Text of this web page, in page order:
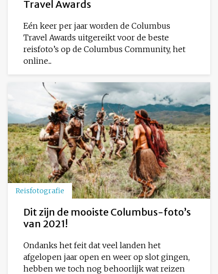
Travel Awards
Eén keer per jaar worden de Columbus
Travel Awards uitgereikt voor de beste
reisfoto’s op de Columbus Community, het
online...
Reisfotografie
Dit zijn de mooiste Columbus-foto’s
van 2021!
Ondanks het feit dat veel landen het
afgelopen jaar open en weer op slot gingen,
hebben we toch nog behoorlijk wat reizen